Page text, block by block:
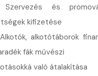
és
kifizetése
alkotótáborok
fák művészi
való átalakítása